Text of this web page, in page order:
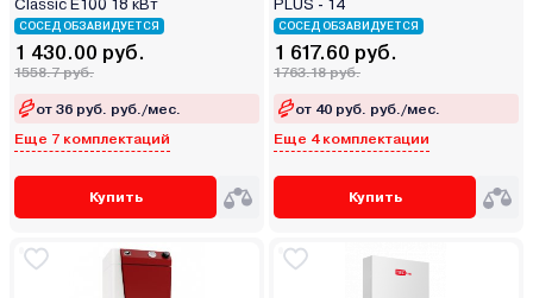
Classic E100 18 кВт
СОСЕД ОБЗАВИДУЕТСЯ
1 430.00 руб.
1558.7 руб.
от 36 руб. руб./мес.
Еще 7 комплектаций
Купить
PLUS - 14
СОСЕД ОБЗАВИДУЕТСЯ
1 617.60 руб.
1763.18 руб.
от 40 руб. руб./мес.
Еще 4 комплектации
Купить